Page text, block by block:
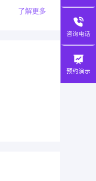
了解更多
咨询电话
预约演示